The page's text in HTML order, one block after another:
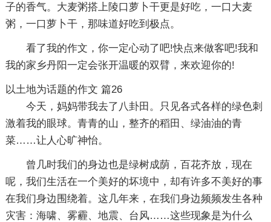
子的香气。大麦粥搭上陵口萝卜干更是好吃，一口大麦
粥，一口萝卜干，那味道好吃到极点。
看了我的作文，你一定心动了吧!快点来做客吧!我和
我的家乡丹阳一定会张开温暖的双臂，来欢迎你的!
以土地为话题的作文 篇26
今天，妈妈带我去了八卦田。只见各式各样的绿色刺
激着我的眼球。青青的山，整齐的稻田、绿油油的青
菜……让人心旷神怡。
曾几时我们的身边也是绿树成荫，百花齐放，现在
呢，我们生活在一个美好的坏境中，却有许多不美好的事
在我们身边围绕着。这几年来，在我们身边频频发生各种
灾害：海啸、雾霾、地震、台风……这些现象是为什么